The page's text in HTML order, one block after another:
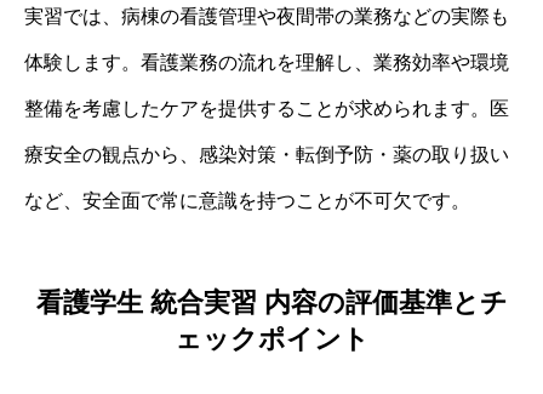
実習では、病棟の看護管理や夜間帯の業務などの実際も
体験します。看護業務の流れを理解し、業務効率や環境
整備を考慮したケアを提供することが求められます。医
療安全の観点から、感染対策・転倒予防・薬の取り扱い
など、安全面で常に意識を持つことが不可欠です。
看護学生 統合実習 内容の評価基準とチ
ェックポイント